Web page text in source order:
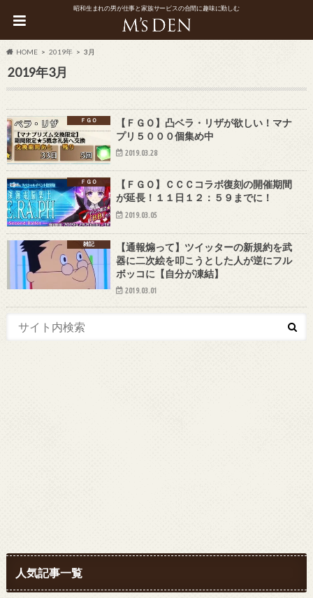
昭和生まれの男が仕事と家族サービスの合間に趣味に勤しむ
HOME 2019年 3月
2019年3月
ＦＧＯ
【ＦＧＯ】凸ベラ・リザが欲しい！マナ
プリ５０００個集め中
2019.03.28
ＦＧＯ
【ＦＧＯ】ＣＣＣコラボ復刻の開催期間
が延長！１１日１２：５９までに！
2019.03.05
雑記
【通報煽って】ツイッターの新規約を武
器に二次絵を叩こうとした人が逆にフル
ボッコに【自分が凍結】
2019.03.01
人気記事一覧